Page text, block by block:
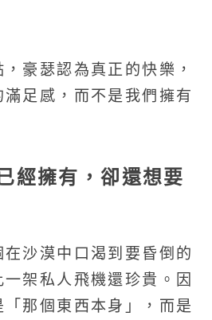
豪瑟認為真正的快樂，
足感，而不是我們擁有
經擁有，卻還想要
沙漠中口渴到要昏倒的
架私人飛機還珍貴。因
那個東西本身」，而是